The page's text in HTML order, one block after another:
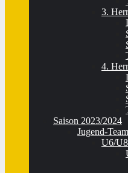
3.
4.
Saison 2023/2024
Jugend-
U6/U8